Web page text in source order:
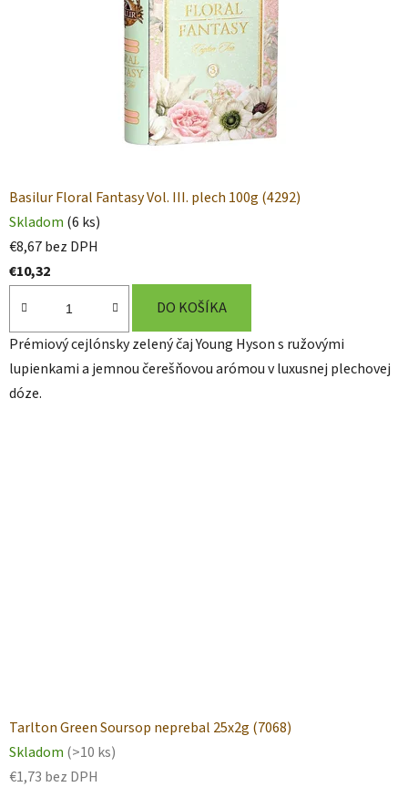
Basilur Floral Fantasy Vol. III. plech 100g (4292)
Skladom (6 ks)
€8,67 bez DPH
€10,32
DO KOŠÍKA
Prémiový cejlónsky zelený čaj Young Hyson s ružovými
lupienkami a jemnou čerešňovou arómou v luxusnej plechovej
dóze.
Tarlton Green Soursop neprebal 25x2g (7068)
Skladom (>10 ks)
€1,73 bez DPH